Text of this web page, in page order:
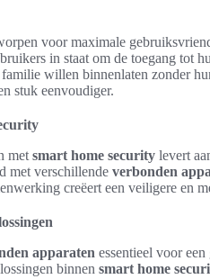
voor maximale
in staat om de toegang tot
willen binnenlaten zonder
stuk eenvoudiger.
met smart home security levert
met verschillende verbonden
creëert een veiligere en
apparaten essentieel voor
binnen smart home